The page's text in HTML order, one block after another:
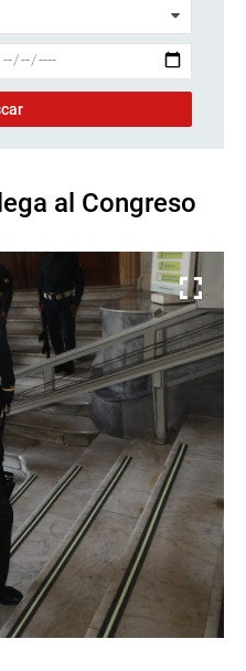
al Congreso